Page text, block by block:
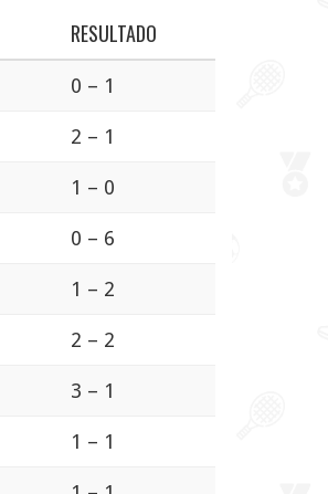
RESULTADO
0 – 1
2 – 1
1 – 0
0 – 6
1 – 2
2 – 2
3 – 1
1 – 1